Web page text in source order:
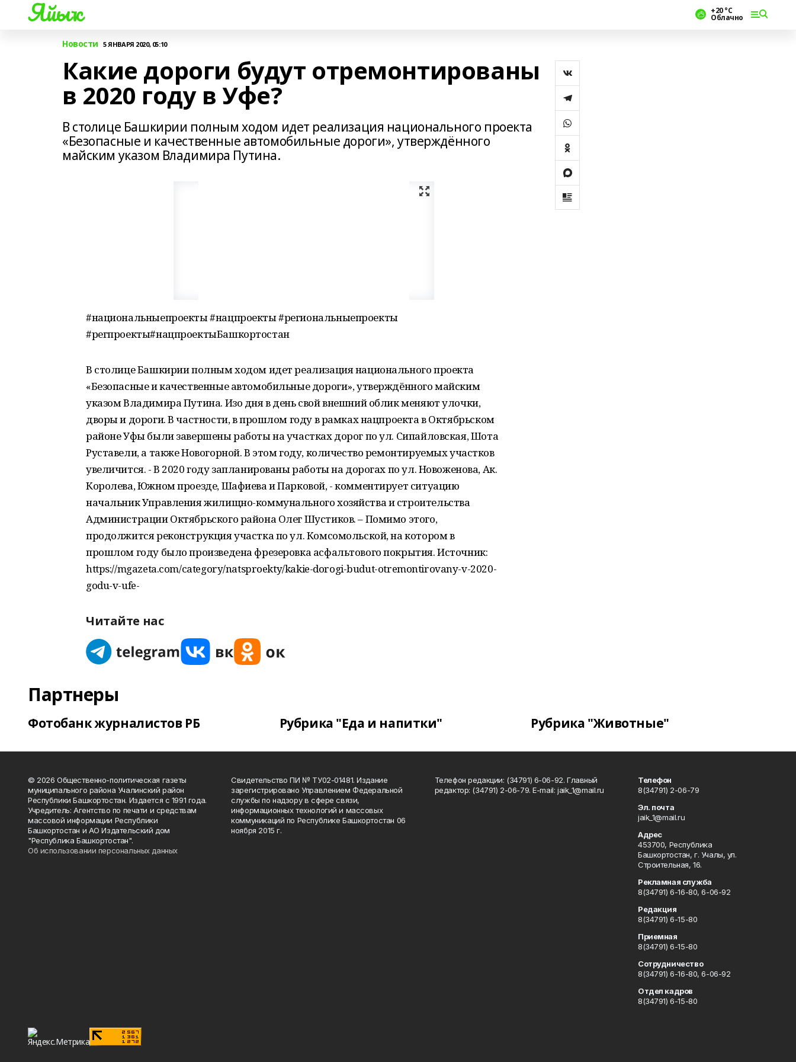
Яйыҡ +20 °С
Облачно
Новости 5 ЯНВАРЯ 2020, 05:10
Какие дороги будут отремонтированы
в 2020 году в Уфе?
В столице Башкирии полным ходом идет реализация национального проекта
«Безопасные и качественные автомобильные дороги», утверждённого
майским указом Владимира Путина.
#национальныепроекты #нацпроекты #региональныепроекты
#регпроекты#нацпроектыБашкортостан
В столице Башкирии полным ходом идет реализация национального проекта
«Безопасные и качественные автомобильные дороги», утверждённого майским
указом Владимира Путина. Изо дня в день свой внешний облик меняют улочки,
дворы и дороги. В частности, в прошлом году в рамках нацпроекта в Октябрьском
районе Уфы были завершены работы на участках дорог по ул. Сипайловская, Шота
Руставели, а также Новогорной. В этом году, количество ремонтируемых участков
увеличится. - В 2020 году запланированы работы на дорогах по ул. Новоженова, Ак.
Королева, Южном проезде, Шафиева и Парковой, - комментирует ситуацию
начальник Управления жилищно-коммунального хозяйства и строительства
Администрации Октябрьского района Олег Шустиков. – Помимо этого,
продолжится реконструкция участка по ул. Комсомольской, на котором в
прошлом году было произведена фрезеровка асфальтового покрытия. Источник:
https://mgazeta.com/category/natsproekty/kakie-dorogi-budut-otremontirovany-v-2020-
godu-v-ufe-
Читайте нас
Партнеры
Фотобанк журналистов РБ Рубрика "Еда и напитки" Рубрика "Животные"
© 2026 Общественно-политическая газеты
муниципального района Учалинский район
Республики Башкортостан. Издается с 1991 года.
Учредитель: Агентство по печати и средствам
массовой информации Республики
Башкортостан и АО Издательский дом
"Республика Башкортостан".
Об использовании персональных данных
Свидетельство ПИ № ТУ02-01481. Издание
зарегистрировано Управлением Федеральной
службы по надзору в сфере связи,
информационных технологий и массовых
коммуникаций по Республике Башкортостан 06
ноября 2015 г.
Телефон редакции: (34791) 6-06-92. Главный
редактор: (34791) 2-06-79. Е-mаil: jaik_1@mail.ru
Телефон
8(34791) 2-06-79
Эл. почта
jaik_1@mail.ru
Адрес
453700, Республика
Башкортостан, г. Учалы, ул.
Строительная, 16.
Рекламная служба
8(34791) 6-16-80, 6-06-92
Редакция
8(34791) 6-15-80
Приемная
8(34791) 6-15-80
Сотрудничество
8(34791) 6-16-80, 6-06-92
Отдел кадров
8(34791) 6-15-80